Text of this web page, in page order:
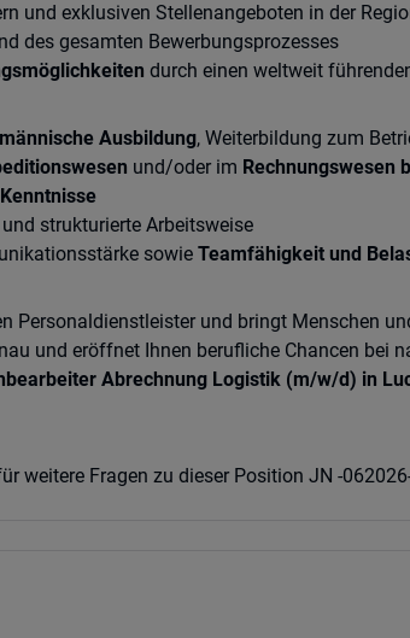
und exklusiven Stellenangeboten in der
des gesamten Bewerbungsprozesses
durch einen weltweit
Ausbildung, Weiterbildung zum
und/oder im Rechnungswesen
strukturierte Arbeitsweise
sowie Teamfähigkeit und
Personaldienstleister und bringt Menschen
und eröffnet Ihnen berufliche Chancen
Abrechnung Logistik (m/w/d) in
weitere Fragen zu dieser Position JN -